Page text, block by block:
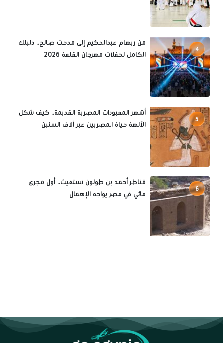
4
من ريهام عبدالحكيم إلى مدحت صالح.. دليلك
الكامل لحفلات مهرجان القلعة 2026
5
أشهر المعبودات المصرية القديمة.. كيف شكل
الآلهة حياة المصريين عبر آلاف السنين
6
قناطر أحمد بن طولون تستغيث.. أول مجرى
مائي في مصر يواجه الإهمال